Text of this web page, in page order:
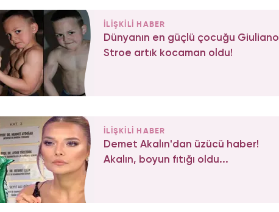
İLİŞKİLİ HABER
Dünyanın en güçlü çocuğu Giuliano
Stroe artık kocaman oldu!
İLİŞKİLİ HABER
Demet Akalın'dan üzücü haber!
Akalın, boyun fıtığı oldu...